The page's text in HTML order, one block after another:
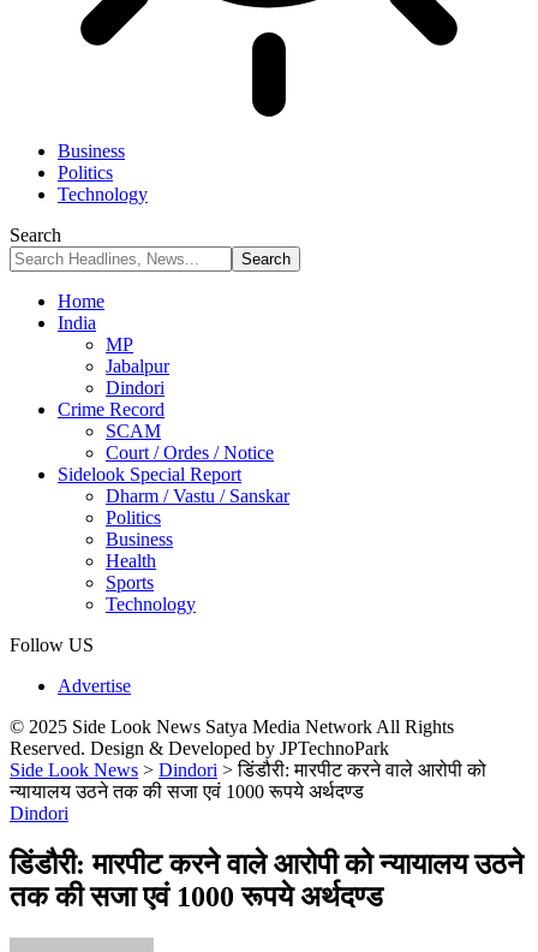
Business
Politics
Technology
Search
Home
India
MP
Jabalpur
Dindori
Crime Record
SCAM
Court / Ordes / Notice
Sidelook Special Report
Dharm / Vastu / Sanskar
Politics
Business
Health
Sports
Technology
Follow US
Advertise
© 2025 Side Look News Satya Media Network All Rights
Reserved. Design & Developed by JPTechnoPark
Side Look News > Dindori >डिंडौरी: मारपीट करने वाले आरोपी को
न्‍यायालय उठने तक की सजा एवं 1000 रूपये अर्थदण्‍ड
Dindori
डिंडौरी: मारपीट करने वाले आरोपी को न्‍यायालय उठने
तक की सजा एवं 1000 रूपये अर्थदण्‍ड